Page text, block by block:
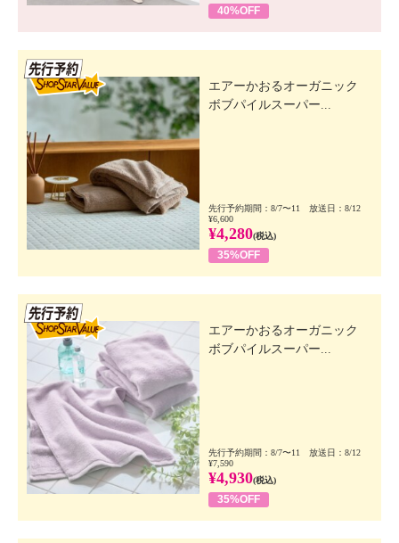
40%OFF
エアーかおるオーガニック
ボブパイルスーパー...
先行予約期間：8/7〜11 放送日：8/12
¥6,600
¥4,280(税込)
35%OFF
エアーかおるオーガニック
ボブパイルスーパー...
先行予約期間：8/7〜11 放送日：8/12
¥7,590
¥4,930(税込)
35%OFF